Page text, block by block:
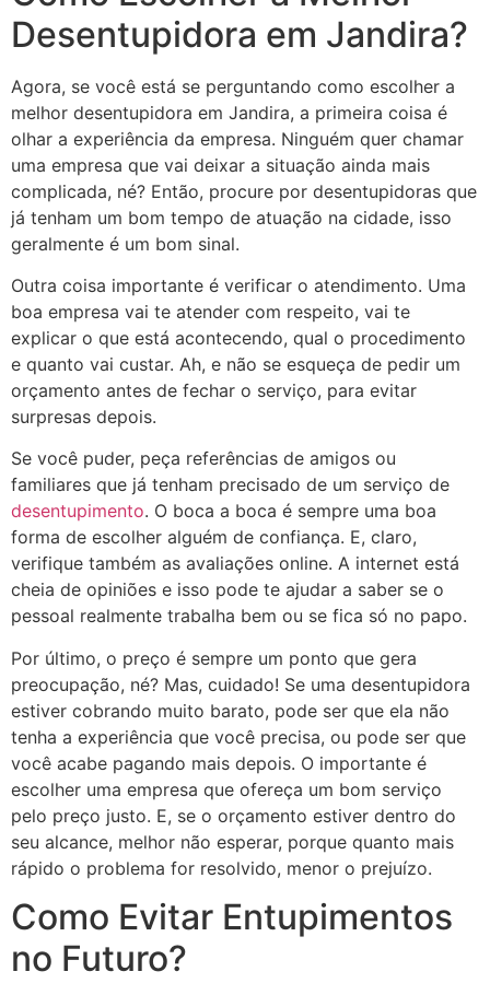
Desentupidora em Jandira?
Agora, se você está se perguntando como escolher a
melhor desentupidora em Jandira, a primeira coisa é
olhar a experiência da empresa. Ninguém quer chamar
uma empresa que vai deixar a situação ainda mais
complicada, né? Então, procure por desentupidoras que
já tenham um bom tempo de atuação na cidade, isso
geralmente é um bom sinal.
Outra coisa importante é verificar o atendimento. Uma
boa empresa vai te atender com respeito, vai te
explicar o que está acontecendo, qual o procedimento
e quanto vai custar. Ah, e não se esqueça de pedir um
orçamento antes de fechar o serviço, para evitar
surpresas depois.
Se você puder, peça referências de amigos ou
familiares que já tenham precisado de um serviço de
desentupimento. O boca a boca é sempre uma boa
forma de escolher alguém de confiança. E, claro,
verifique também as avaliações online. A internet está
cheia de opiniões e isso pode te ajudar a saber se o
pessoal realmente trabalha bem ou se fica só no papo.
Por último, o preço é sempre um ponto que gera
preocupação, né? Mas, cuidado! Se uma desentupidora
estiver cobrando muito barato, pode ser que ela não
tenha a experiência que você precisa, ou pode ser que
você acabe pagando mais depois. O importante é
escolher uma empresa que ofereça um bom serviço
pelo preço justo. E, se o orçamento estiver dentro do
seu alcance, melhor não esperar, porque quanto mais
rápido o problema for resolvido, menor o prejuízo.
Como Evitar Entupimentos
no Futuro?